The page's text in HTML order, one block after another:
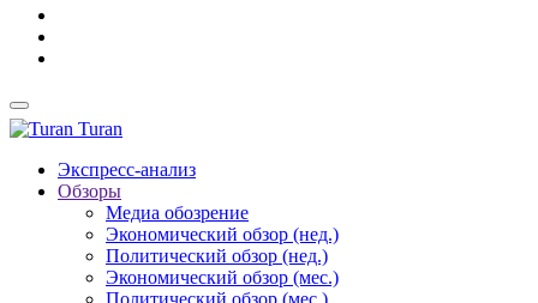
Turan
Экспресс-анализ
Обзоры
Медиа обозрение
Экономический обзор (нед.)
Политический обзор (нед.)
Экономический обзор (мес.)
Политический обзор (мес.)